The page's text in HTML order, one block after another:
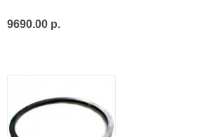
9690.00 р.